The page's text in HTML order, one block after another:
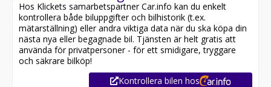
Hos Klickets samarbetspartner Car.info kan du enkelt
kontrollera både biluppgifter och bilhistorik (t.ex.
mätarställning) eller andra viktiga data när du ska köpa din
nästa nya eller begagnade bil. Tjänsten är helt gratis att
använda för privatpersoner - för ett smidigare, tryggare
och säkrare bilköp!
Kontrollera bilen hos